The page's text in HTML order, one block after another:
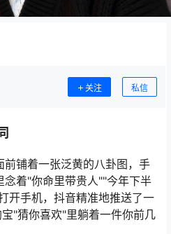
关注 私信
铺着一张泛黄的八卦图，手
着"你命里带贵人""今年下半
开手机，抖音精准地推送了一
"猜你喜欢"里躺着一件你前几